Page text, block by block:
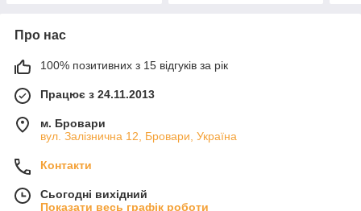
Про нас
100% позитивних з 15 відгуків за рік
Працює з 24.11.2013
м. Бровари
вул. Залізнична 12, Бровари, Україна
Контакти
Сьогодні вихідний
Показати весь графік роботи